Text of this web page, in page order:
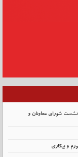
شورای معاونان و
و بیکاری